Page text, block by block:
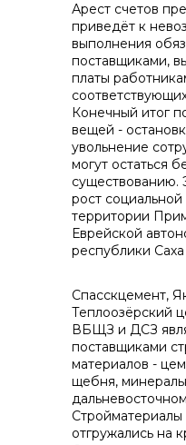
Арест счетов
приведёт к
выполнения
поставщиками,
платы
Конечный итог
вещей -
увольнение
могут остаться
существованию.
рост
территории
Еврейской
республики Саха
Спасскцемент,
Теплоозёрский
ВБЩЗ и ДСЗ
поставщиками
материалов -
щебня,
Стройматериалы
отгружались на